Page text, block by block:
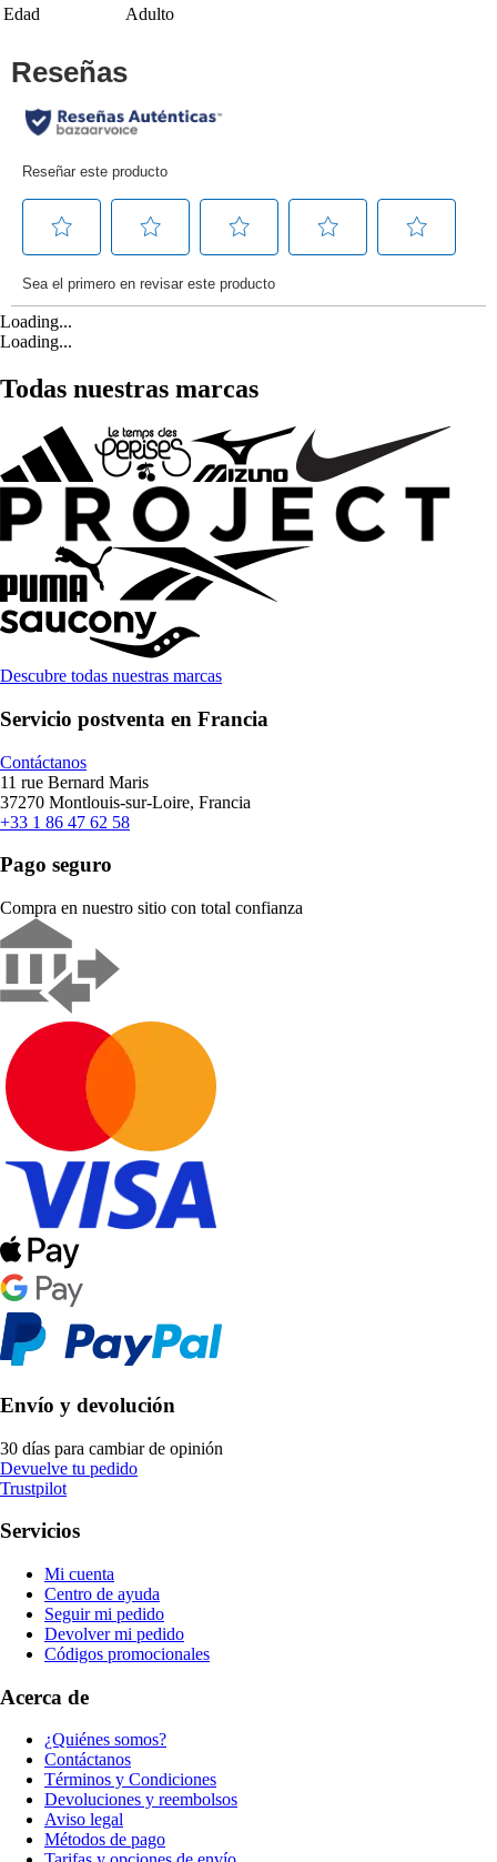
Edad
Adulto
Loading...
Loading...
Todas nuestras marcas
Descubre todas nuestras marcas
Servicio postventa en Francia
Contáctanos
11 rue Bernard Maris
37270 Montlouis-sur-Loire, Francia
+33 1 86 47 62 58
Pago seguro
Compra en nuestro sitio con total confianza
Envío y devolución
30 días para cambiar de opinión
Devuelve tu pedido
Trustpilot
Servicios
Mi cuenta
Centro de ayuda
Seguir mi pedido
Devolver mi pedido
Códigos promocionales
Acerca de
¿Quiénes somos?
Contáctanos
Términos y Condiciones
Devoluciones y reembolsos
Aviso legal
Métodos de pago